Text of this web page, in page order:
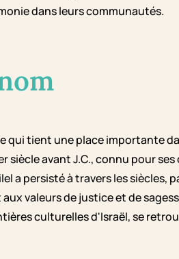
dans leurs communautés.
qui tient une place importante
siècle avant J.C., connu pour
a persisté à travers les
valeurs de justice et de
culturelles d'Israël, se